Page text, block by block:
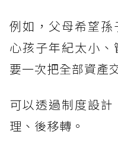
例如，父母希望
心孩子年紀太小
要一次把全部資產
可以透過制度設
理、後移轉。